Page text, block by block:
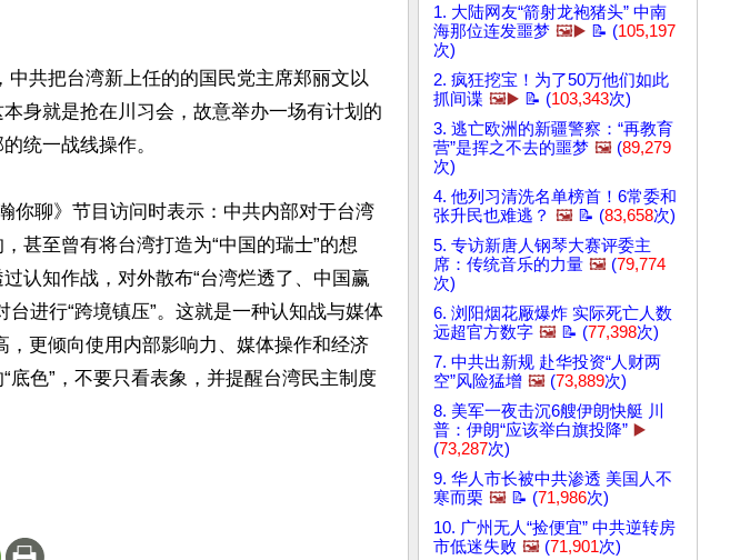
中共把台湾新上任的的国民党主席郑丽文以
身就是抢在川习会，故意举办一场有计划的
统一战线操作。
你聊》节目访问时表示：中共内部对于台湾
甚至曾有将台湾打造为“中国的瑞士”的想
认知作战，对外散布“台湾烂透了、中国赢
进行“跨境镇压”。这就是一种认知战与媒体
更倾向使用内部影响力、媒体操作和经济
色”，不要只看表象，并提醒台湾民主制度
1. 大陆网友“箭射龙袍猪头” 中南
海那位连发噩梦 🖼️▶️ 📝 (105,197
次)
2. 疯狂挖宝！为了50万他们如此
抓间谍 🖼️▶️ 📝 (103,343次)
3. 逃亡欧洲的新疆警察：“再教育
营”是挥之不去的噩梦 🖼️ (89,279
次)
4. 他列习清洗名单榜首！6常委和
张升民也难逃？ 🖼️ 📝 (83,658次)
5. 专访新唐人钢琴大赛评委主
席：传统音乐的力量 🖼️ (79,774
次)
6. 浏阳烟花厰爆炸 实际死亡人数
远超官方数字 🖼️ 📝 (77,398次)
7. 中共出新规 赴华投资“人财两
空”风险猛增 🖼️ (73,889次)
8. 美军一夜击沉6艘伊朗快艇 川
普：伊朗“应该举白旗投降” ▶️
(73,287次)
9. 华人市长被中共渗透 美国人不
寒而栗 🖼️ 📝 (71,986次)
10. 广州无人“捡便宜” 中共逆转房
市低迷失败 🖼️ (71,901次)